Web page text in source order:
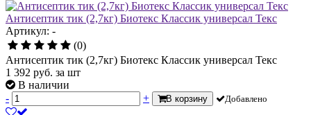
Антисептик тик (2,7кг) Биотекс Классик универсал Текс
Артикул: -
(0)
Антисептик тик (2,7кг) Биотекс Классик универсал Текс
1 392 руб. за шт
В наличии
-
+ В корзину Добавлено